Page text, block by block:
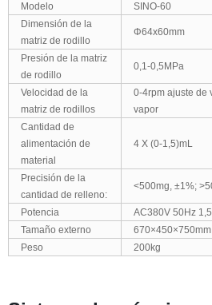
Modelo SINO-60
Dimensión de la
matriz de rodillo
Φ64x60mm
Presión de la matriz
de rodillo
0,1-0,5MPa
Velocidad de la
matriz de rodillos
0-4rpm ajuste de
vapor
Cantidad de
alimentación de
material
4 X (0-1,5)mL
Precisión de la
cantidad de relleno:
<500mg, ±1%;
Potencia AC380V 50Hz
Tamaño externo
670×450×750mm
Peso
200kg